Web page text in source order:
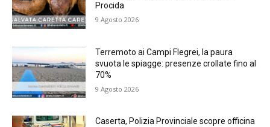
Procida
9 Agosto 2026
Terremoto ai Campi Flegrei, la paura
svuota le spiagge: presenze crollate fino al
70%
9 Agosto 2026
Caserta, Polizia Provinciale scopre officina